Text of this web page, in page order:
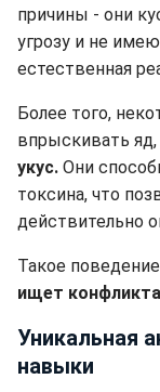
причины - они
угрозу и не
естественная
Более того,
впрыскивать
укус. Они
токсина, что
действительно
Такое
ищет конфликта
Уникальная
навыки